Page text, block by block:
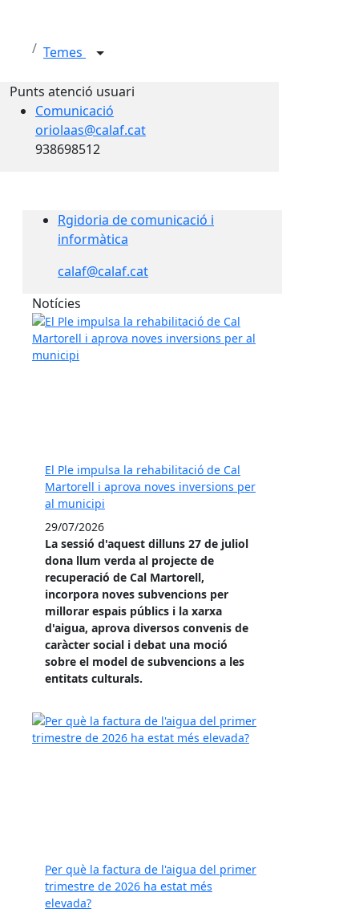
Temes
Punts atenció usuari
Comunicació
oriolaas@calaf.cat
938698512
Rgidoria de comunicació i
informàtica
calaf@calaf.cat
Notícies
El Ple impulsa la rehabilitació de Cal
Martorell i aprova noves inversions per
al municipi
29/07/2026
La sessió d'aquest dilluns 27 de juliol
dona llum verda al projecte de
recuperació de Cal Martorell,
incorpora noves subvencions per
millorar espais públics i la xarxa
d'aigua, aprova diversos convenis de
caràcter social i debat una moció
sobre el model de subvencions a les
entitats culturals.
Per què la factura de l'aigua del primer
trimestre de 2026 ha estat més
elevada?